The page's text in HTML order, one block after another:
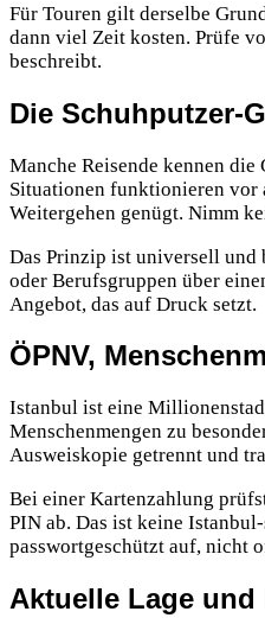
Für Touren gilt derselbe
dann viel Zeit kosten. Prüfe
beschreibt.
Die Schuhputzer-
Manche Reisende kennen
Situationen funktionieren vor
Weitergehen genügt. Nimm
Das Prinzip ist universell
oder Berufsgruppen über
Angebot, das auf Druck setzt.
ÖPNV,
Istanbul ist eine
Menschenmengen zu
Ausweiskopie getrennt und
Bei einer Kartenzahlung
PIN ab. Das ist keine
passwortgeschützt auf, nicht
Aktuelle Lage